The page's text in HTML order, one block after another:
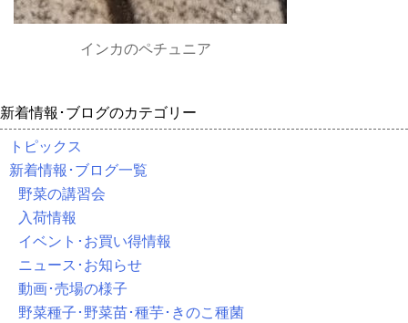
インカのペチュニア
新着情報･ブログのカテゴリー
トピックス
新着情報･ブログ一覧
野菜の講習会
入荷情報
イベント･お買い得情報
ニュース･お知らせ
動画･売場の様子
野菜種子･野菜苗･種芋･きのこ種菌